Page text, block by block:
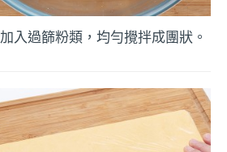
入過篩粉類，均勻攪拌成團狀。